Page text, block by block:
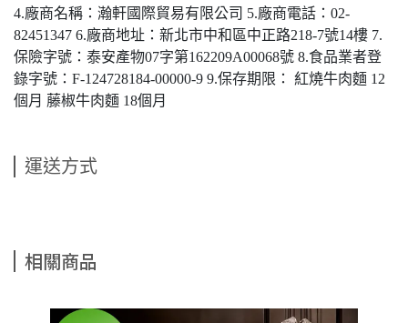
4.廠商名稱：瀚軒國際貿易有限公司 5.廠商電話：02-
82451347 6.廠商地址：新北市中和區中正路218-7號14樓 7.
保險字號：泰安產物07字第162209A00068號 8.食品業者登
錄字號：F-124728184-00000-9 9.保存期限： 紅燒牛肉麵 12
個月 藤椒牛肉麵 18個月
運送方式
相關商品